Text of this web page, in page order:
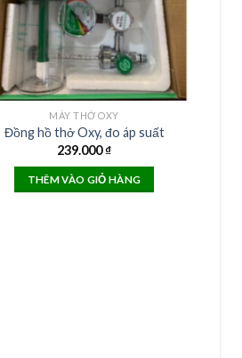
MÁY THỞ OXY
Đồng hồ thở Oxy, đo áp suất
239.000₫
THÊM VÀO GIỎ HÀNG